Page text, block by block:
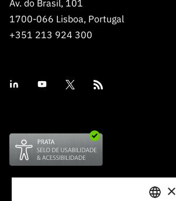
Av. do Brasil, 101
1700-066 Lisboa, Portugal
+351 213 924 300
×